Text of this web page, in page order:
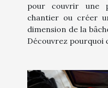
pour couvrir une
chantier ou créer
dimension de la
Découvrez pourquoi